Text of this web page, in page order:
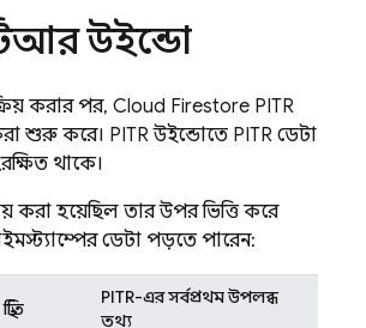
উইন্ডো
করার পর, Cloud Firestore PITR
শুরু করে। PITR উইন্ডোতে PITR ডেটা
থাকে।
করা হয়েছিল তার উপর ভিত্তি করে
ডেটা পড়তে পারেন:
PITR-এর সর্বপ্রথম উপলব্ধ
তথ্য